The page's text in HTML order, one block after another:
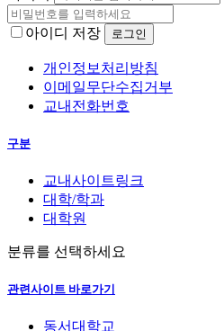
아이디 저장
개인정보처리방침
이메일무단수집거부
교내전화번호
구분
교내사이트링크
대학/학과
대학원
분류를 선택하세요
관련사이트 바로가기
동서대학교